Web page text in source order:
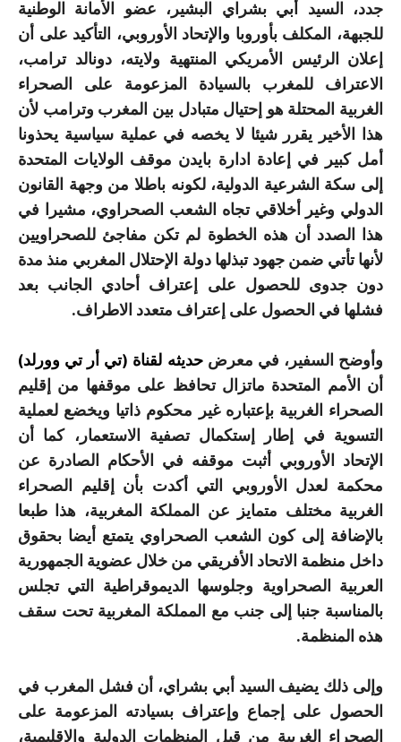
جدد، السيد أبي بشراي البشير، عضو الأمانة الوطنية
للجبهة، المكلف بأوروبا والإتحاد الأوروبي، التأكيد على أن
إعلان الرئيس الأمريكي المنتهية ولايته، دونالد ترامب،
الاعتراف للمغرب بالسيادة المزعومة على الصحراء
الغربية المحتلة هو إحتيال متبادل بين المغرب وترامب لأن
هذا الأخير يقرر شيئا لا يخصه في عملية سياسية يحذونا
أمل كبير في إعادة ادارة بايدن موقف الولايات المتحدة
إلى سكة الشرعية الدولية، لكونه باطلا من وجهة القانون
الدولي وغير أخلاقي تجاه الشعب الصحراوي، مشيرا في
هذا الصدد أن هذه الخطوة لم تكن مفاجئ للصحراويين
لأنها تأتي ضمن جهود تبذلها دولة الإحتلال المغربي منذ مدة
دون جدوى للحصول على إعتراف أحادي الجانب بعد
فشلها في الحصول على إعتراف متعدد الاطراف.
وأوضح السفير، في معرضحديثه لقناة (تي أر تي وورلد)
أن الأمم المتحدة ماتزال تحافظ على موقفها من إقليم
الصحراء الغربية بإعتباره غير محكوم ذاتيا ويخضع لعملية
التسوية في إطار إستكمال تصفية الاستعمار، كما أن
الإتحاد الأوروبي أثبت موقفه في الأحكام الصادرة عن
محكمة لعدل الأوروبي التي أكدت بأن إقليم الصحراء
الغربية مختلف متمايز عن المملكة المغربية، هذا طبعا
بالإضافة إلى كون الشعب الصحراوي يتمتع أيضا بحقوق
داخل منظمة الاتحاد الأفريقي من خلال عضوية الجمهورية
العربية الصحراوية وجلوسها الديموقراطية التي تجلس
بالمناسبة جنبا إلى جنب مع المملكة المغربية تحت سقف
هذه المنظمة.
وإلى ذلك يضيف السيد أبي بشراي، أن فشل المغرب في
الحصول على إجماع وإعتراف بسيادته المزعومة على
الصحراء الغربية من قبل المنظمات الدولية والإقليمية،